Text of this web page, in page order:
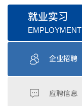
就业实习
EMPLOYMENT
企业招聘
应聘信息